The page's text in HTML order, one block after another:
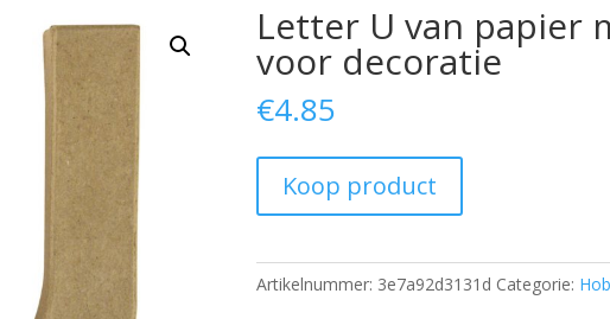
Letter U van papier
voor decoratie
€4.85
Koop product
Artikelnummer: 3e7a92d3131d Categorie: